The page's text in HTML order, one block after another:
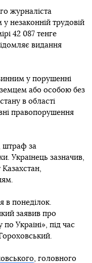
журналіста
незаконній трудовій
42 087 тенге
видання
у порушенні
або особою без
в області
правопорушення
штраф за
Українець зазначив,
в понеділок.
заявив про
Україні», під час
, головного